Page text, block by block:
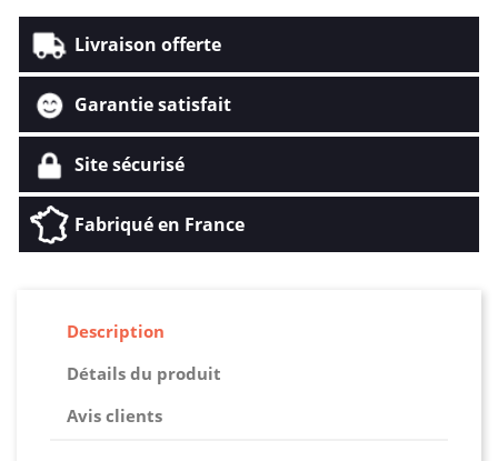
Livraison offerte
Garantie satisfait
Site sécurisé
Fabriqué en France
Description
Détails du produit
Avis clients